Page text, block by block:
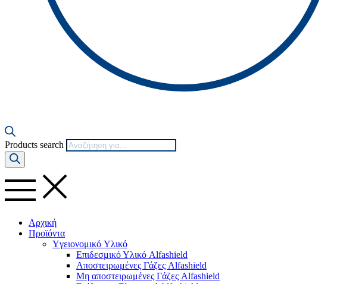
Products search
Αρχική
Προϊόντα
Yγειονομικό Yλικό
Επιδεσμικό Υλικό Alfashield
Αποστειρωμένες Γάζες Alfashield
Μη αποστειρωμένες Γάζες Alfashield